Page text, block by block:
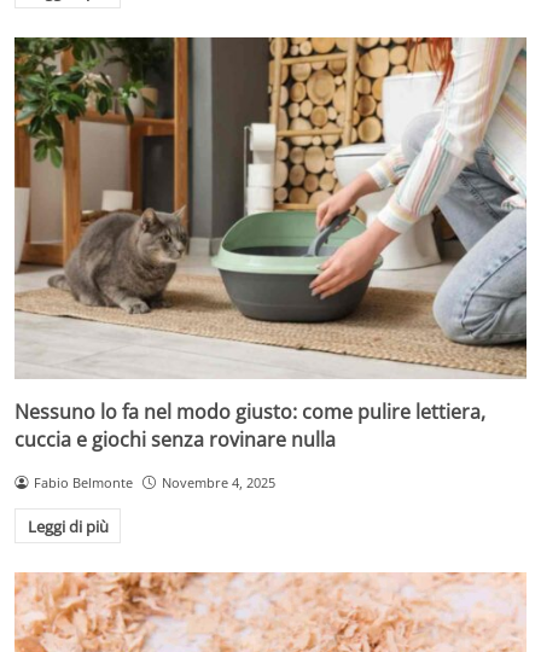
Nessuno lo fa nel modo giusto: come pulire lettiera,
cuccia e giochi senza rovinare nulla
Fabio Belmonte Novembre 4, 2025
Leggi di più